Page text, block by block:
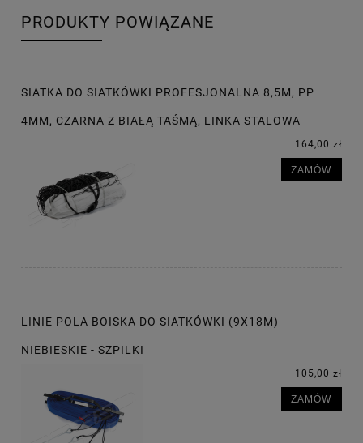
PRODUKTY POWIĄZANE
SIATKA DO SIATKÓWKI PROFESJONALNA 8,5M, PP
4MM, CZARNA Z BIAŁĄ TAŚMĄ, LINKA STALOWA
164,00 zł
ZAMÓW
LINIE POLA BOISKA DO SIATKÓWKI (9X18M)
NIEBIESKIE - SZPILKI
105,00 zł
ZAMÓW